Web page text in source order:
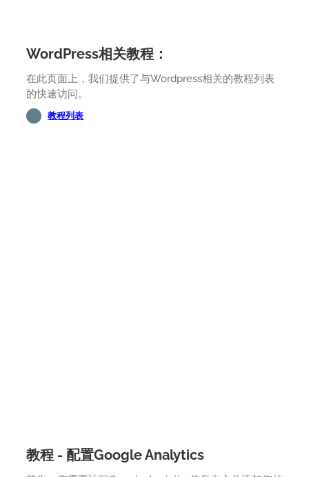
WordPress相关教程：
在此页面上，我们提供了与Wordpress相关的教程列表
的快速访问。
教程列表
教程 - 配置Google Analytics